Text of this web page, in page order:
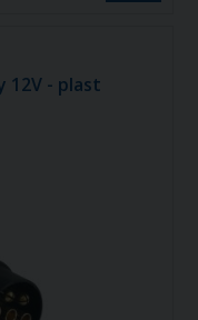
12V - plast